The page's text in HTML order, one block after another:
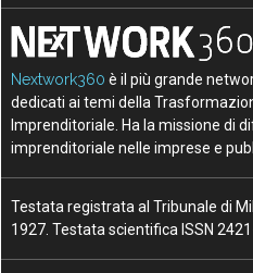
Nextwork360 è il più grande
dedicati ai temi della
Imprenditoriale. Ha la missione di
imprenditoriale nelle imprese e
Testata registrata al Tribunale di
1927. Testata scientifica ISSN